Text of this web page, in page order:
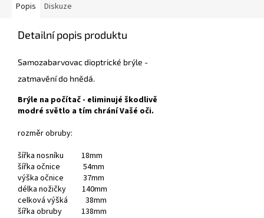
Popis Diskuze
Detailní popis produktu
Samozabarvovac dioptrické brýle -
zatmavění do hnědá.
Brýle na počítač - eliminujé škodlivě
modré světlo a tím chrání Vašé oči.
rozměr obruby:
šířka nosníku 18mm
šířka očnice 54mm
výška očnice 37mm
délka nožičky 140mm
celková výšká 38mm
šířka obruby 138mm